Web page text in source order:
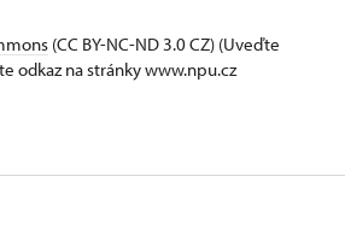
(CC BY-NC-ND 3.0 CZ) (Uveďte
odkaz na stránky www.npu.cz